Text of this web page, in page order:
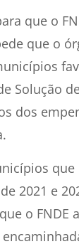
que o
que o
Solução
dos
2021 e
o FNDE